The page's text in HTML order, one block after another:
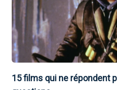
15 films qui ne répondent